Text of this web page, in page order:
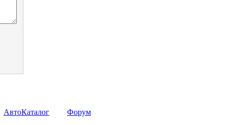
АвтоКаталог Форум